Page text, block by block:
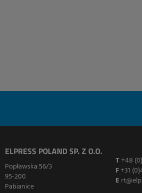
ELPRESS POLAND SP. Z O.O.
Popławska 56/3
95-200
Pabianice
T +48
F+31
E